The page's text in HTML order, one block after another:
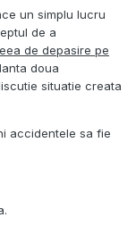
un simplu lucru
de a
de depasire pe
doua
situatie creata
accidentele sa fie